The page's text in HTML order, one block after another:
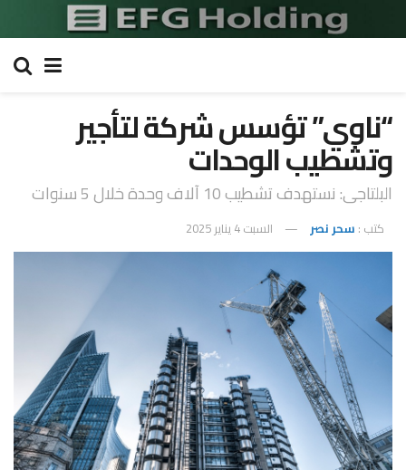
“ناوي” تؤسس شركة لتأجير
وتشطيب الوحدات
البلتاجى: نستهدف تشطيب 10 آلاف وحدة خلال 5 سنوات
كتب : سحر نصر السبت 4 يناير 2025